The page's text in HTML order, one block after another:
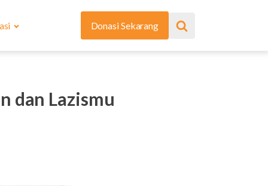
Donasi Sekarang
dan Lazismu